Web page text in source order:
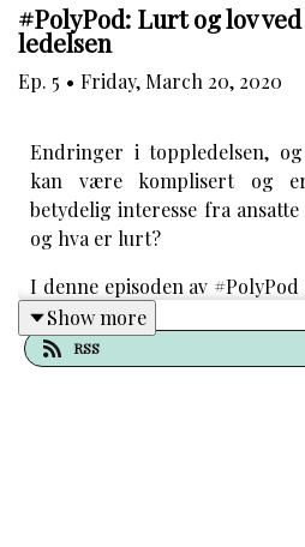
#PolyPod: Lurt og lov
ledelsen
Ep. 5 • Friday, March 20, 2020
Endringer i toppledelsen,
kan være komplisert og
betydelig interesse fra
og hva er lurt?
I denne episoden av
Polyteknisk Forenings
kommunikasjonsdirektør i
advokat og partner i
Show more
RSS